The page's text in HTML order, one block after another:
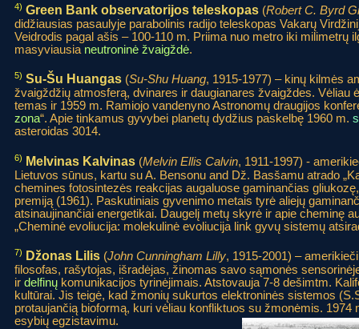
4) Green Bank observatorijos teleskopas (Robert C. Byrd
didžiausias pasaulyje parabolinis radijo teleskopas Vakarų
Veidrodis pagal ašis – 100-110 m. Priima nuo metro iki milimetrų
masyviausia neutroninė žvaigždė.
5) Su-Šu Huangas (Su-Shu Huang, 1915-1977) – kinų kilmės
žvaigždžių atmosferą, dvinares ir daugianares žvaigždes. Vėliau
temas ir 1959 m. Ramiojo vandenyno Astronomų draugijos
zona“. Apie tinkamus gyvybei planetų dydžius paskelbę 1960 m.
asteroidas 3014.
6) Melvinas Kalvinas (Melvin Ellis Calvin, 1911-1997) -
Lietuvos sūnus, kartu su A. Bensonu and Dž. Basšamu atrado
chemines fotosintezės reakcijas augaluose gaminančias
premiją (1961). Paskutiniais gyvenimo metais tyrė aliejų
atsinaujinančiai energetikai. Daugelį metų skyrė ir apie cheminę
„Cheminė evoliucija: molekulinė evoliucija link gyvų sistemų
7) Džonas Lilis (John Cunningham Lilly, 1915-2001) –
filosofas, rašytojas, išradėjas, žinomas savo sąmonės
ir delfinų komunikacijos tyrinėjimais. Atstovauja 7-8 dešimtm.
kultūrai. Jis teigė, kad žmonių sukurtos elektroninės sistemos
protaujančią bioformą, kuri vėliau konfliktuos su žmonėmis.
esybių egzistavimu.